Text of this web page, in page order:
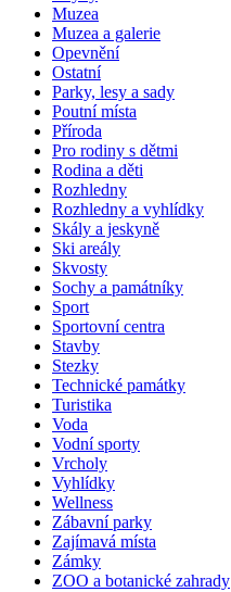
Muzea
Muzea a galerie
Opevnění
Ostatní
Parky, lesy a sady
Poutní místa
Příroda
Pro rodiny s dětmi
Rodina a děti
Rozhledny
Rozhledny a vyhlídky
Skály a jeskyně
Ski areály
Skvosty
Sochy a památníky
Sport
Sportovní centra
Stavby
Stezky
Technické památky
Turistika
Voda
Vodní sporty
Vrcholy
Vyhlídky
Wellness
Zábavní parky
Zajímavá místa
Zámky
ZOO a botanické zahrady